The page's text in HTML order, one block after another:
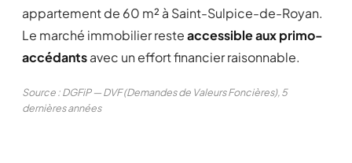
appartement de 60 m² à Saint-Sulpice-de-Royan.
Le marché immobilier resteaccessible aux primo-
accédantsavec un effort financier raisonnable.
Source : DGFiP — DVF (Demandes de Valeurs Foncières), 5
dernières années